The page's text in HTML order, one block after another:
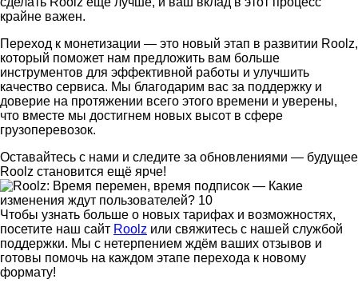
крайне важен.
Переход к монетизации — это новый этап в развитии Roolz,
который поможет нам предложить вам больше
инструментов для эффективной работы и улучшить
качество сервиса. Мы благодарим вас за поддержку и
доверие на протяжении всего этого времени и уверены,
что вместе мы достигнем новых высот в сфере
грузоперевозок.
Оставайтесь с нами и следите за обновлениями — будущее
Roolz становится ещё ярче!
Чтобы узнать больше о новых тарифах и возможностях,
посетите наш сайт Roolz или свяжитесь с нашей службой
поддержки. Мы с нетерпением ждём ваших отзывов и
готовы помочь на каждом этапе перехода к новому
формату!